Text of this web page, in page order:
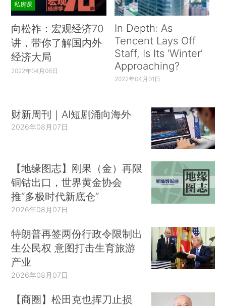
私房课
向松祚：宏观经济70
讲，带你了解国内外
经济大局
2022年04月06日
In Depth: As
Tencent Lays Off
Staff, Is Its ‘Winter’
Approaching?
2022年04月01日
财新周刊｜AI短剧涌向海外
2026年08月07日
【地缘图志】刚果（金）再限
铜钴出口，世界黄金协会
推“多极时代新底仓”
2026年08月07日
特朗普再签两份行政令限制出
生公民权 意图打击生育旅游
产业
2026年08月07日
【商圈】松田克也挥刀止损